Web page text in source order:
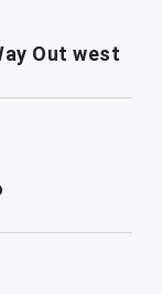
Out west